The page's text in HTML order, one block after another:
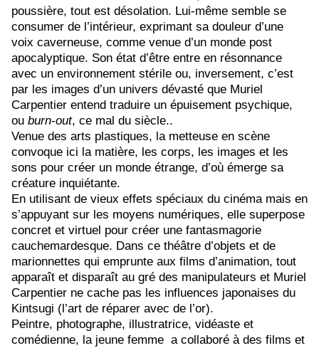
poussière, tout est désolation. Lui-même semble se
consumer de l’intérieur, exprimant sa douleur d’une
voix caverneuse, comme venue d’un monde post
apocalyptique. Son état d’être entre en résonnance
avec un environnement stérile ou, inversement, c’est
par les images d’un univers dévasté que Muriel
Carpentier entend traduire un épuisement psychique,
ou burn-out, ce mal du siècle..
Venue des arts plastiques, la metteuse en scène
convoque ici la matière, les corps, les images et les
sons pour créer un monde étrange, d’où émerge sa
créature inquiétante.
En utilisant de vieux effets spéciaux du cinéma mais en
s’appuyant sur les moyens numériques, elle superpose
concret et virtuel pour créer une fantasmagorie
cauchemardesque. Dans ce théâtre d’objets et de
marionnettes qui emprunte aux films d’animation, tout
apparaît et disparaît au gré des manipulateurs et Muriel
Carpentier ne cache pas les influences japonaises du
Kintsugi (l’art de réparer avec de l’or).
Peintre, photographe, illustratrice, vidéaste et
comédienne, la jeune femme a collaboré à des films et